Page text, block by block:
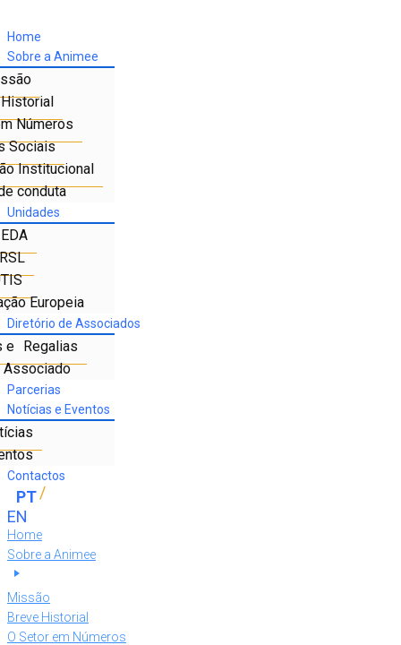
Home
Sobre a Animee
Números
Sociais
Institucional
conduta
Unidades
Europeia
Diretório de Associados
e Regalias
Associado
Parcerias
Notícias e Eventos
Contactos
Home
Sobre a Animee
Missão
Breve Historial
O Setor em Números